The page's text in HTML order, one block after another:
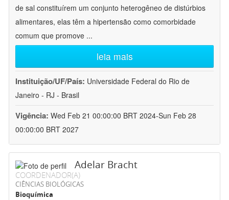
de sal constituírem um conjunto heterogêneo de distúrbios
alimentares, elas têm a hipertensão como comorbidade
comum que promove ...
leia mais
Instituição/UF/País: Universidade Federal do Rio de
Janeiro - RJ - Brasil
Vigência: Wed Feb 21 00:00:00 BRT 2024-Sun Feb 28
00:00:00 BRT 2027
Adelar Bracht
COORDENADOR(A)
CIÊNCIAS BIOLÓGICAS
Bioquímica